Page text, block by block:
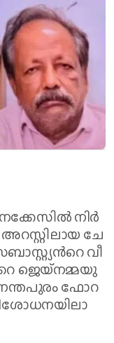
നി​ര്‍​
ചേ​
വീ​
ജെ​യ്‌​ന​മ്മ​യു​
ഫോ​റ​